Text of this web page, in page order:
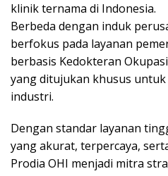
klinik ternama di Indonesia.
Berbeda dengan induk
berfokus pada layanan
berbasis Kedokteran
yang ditujukan khusus
industri.
Dengan standar layanan
yang akurat, terpercaya,
Prodia OHI menjadi mitra